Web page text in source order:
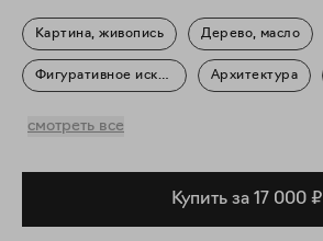
Картина, живопись Дерево, масло
Фигуративное искусство Архитектура
смотреть все
Купить за 17 000 ₽